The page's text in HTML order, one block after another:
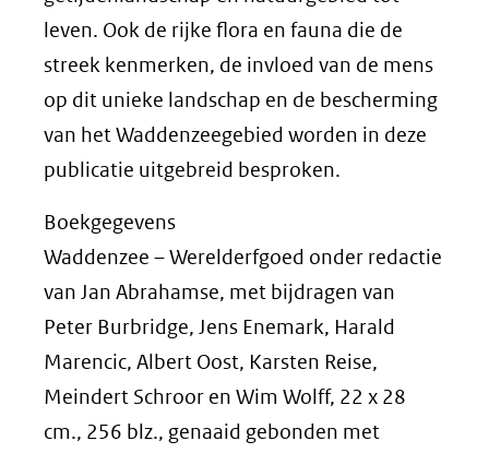
leven. Ook de rijke flora en fauna die de
streek kenmerken, de invloed van de mens
op dit unieke landschap en de bescherming
van het Waddenzeegebied worden in deze
publicatie uitgebreid besproken.
Boekgegevens
Waddenzee – Werelderfgoed onder redactie
van Jan Abrahamse, met bijdragen van
Peter Burbridge, Jens Enemark, Harald
Marencic, Albert Oost, Karsten Reise,
Meindert Schroor en Wim Wolff, 22 x 28
cm., 256 blz., genaaid gebonden met